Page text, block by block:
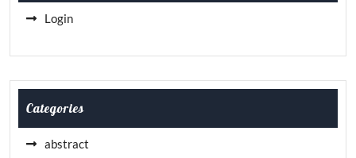
Login
Categories
abstract